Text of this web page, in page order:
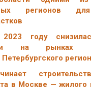
регионов
году
на рынках
в Москве — жилого